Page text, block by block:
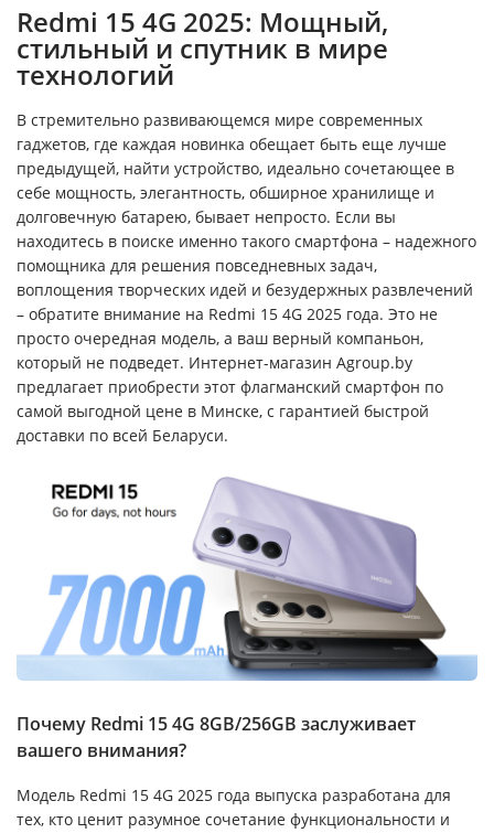
Redmi 15 4G 2025: Мощный,
стильный и спутник в мире
технологий
В стремительно развивающемся мире современных
гаджетов, где каждая новинка обещает быть еще лучше
предыдущей, найти устройство, идеально сочетающее в
себе мощность, элегантность, обширное хранилище и
долговечную батарею, бывает непросто. Если вы
находитесь в поиске именно такого смартфона – надежного
помощника для решения повседневных задач,
воплощения творческих идей и безудержных развлечений
– обратите внимание на Redmi 15 4G 2025 года. Это не
просто очередная модель, а ваш верный компаньон,
который не подведет. Интернет-магазин Agroup.by
предлагает приобрести этот флагманский смартфон по
самой выгодной цене в Минске, с гарантией быстрой
доставки по всей Беларуси.
Почему Redmi 15 4G 8GB/256GB заслуживает
вашего внимания?
Модель Redmi 15 4G 2025 года выпуска разработана для
тех, кто ценит разумное сочетание функциональности и